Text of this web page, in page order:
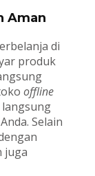
Aman
di
produk
offline
Selain
juga